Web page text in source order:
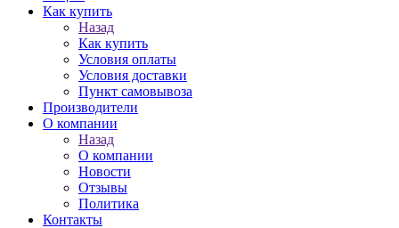
Как купить
Назад
Как купить
Условия оплаты
Условия доставки
Пункт самовывоза
Производители
О компании
Назад
О компании
Новости
Отзывы
Политика
Контакты